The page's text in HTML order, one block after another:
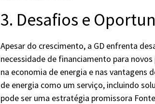
3. Desafios e
Apesar do crescimento, a GD enfrenta
necessidade de financiamento para
na economia de energia e nas vantagens
de energia como um serviço, incluindo
pode ser uma estratégia promissora